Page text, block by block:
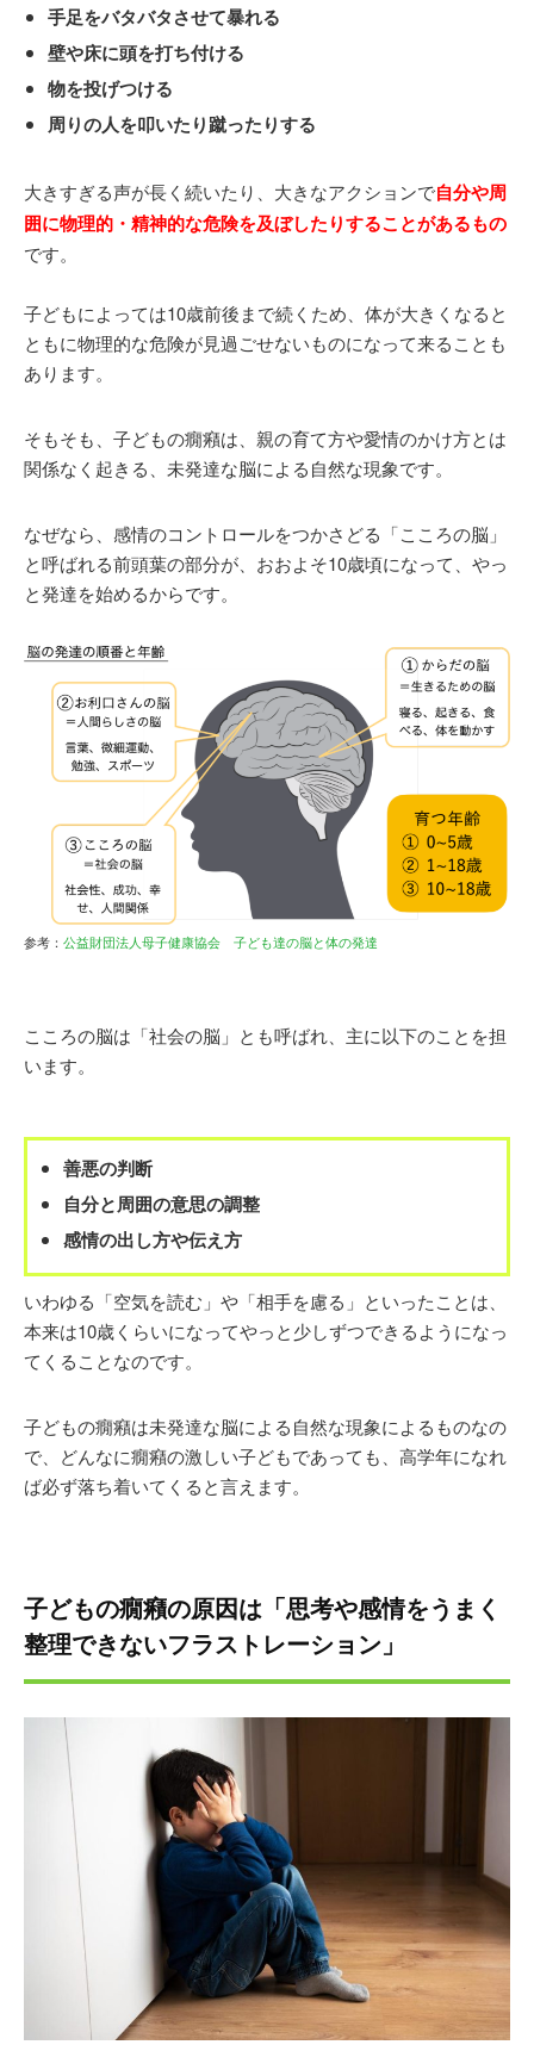
手足をバタバタさせて暴れる
壁や床に頭を打ち付ける
物を投げつける
周りの人を叩いたり蹴ったりする
大きすぎる声が長く続いたり、大きなアクションで自分や周
囲に物理的・精神的な危険を及ぼしたりすることがあるもの
です。
子どもによっては10歳前後まで続くため、体が大きくなると
ともに物理的な危険が見過ごせないものになって来ることも
あります。
そもそも、子どもの癇癪は、親の育て方や愛情のかけ方とは
関係なく起きる、未発達な脳による自然な現象です。
なぜなら、感情のコントロールをつかさどる「こころの脳」
と呼ばれる前頭葉の部分が、おおよそ10歳頃になって、やっ
と発達を始めるからです。
参考： 公益財団法人母子健康協会 子ども達の脳と体の発達
こころの脳は「社会の脳」とも呼ばれ、主に以下のことを担
います。
善悪の判断
自分と周囲の意思の調整
感情の出し方や伝え方
いわゆる「空気を読む」や「相手を慮る」といったことは、
本来は10歳くらいになってやっと少しずつできるようになっ
てくることなのです。
子どもの癇癪は未発達な脳による自然な現象によるものなの
で、どんなに癇癪の激しい子どもであっても、高学年になれ
ば必ず落ち着いてくると言えます。
子どもの癇癪の原因は「思考や感情をうまく
整理できないフラストレーション」